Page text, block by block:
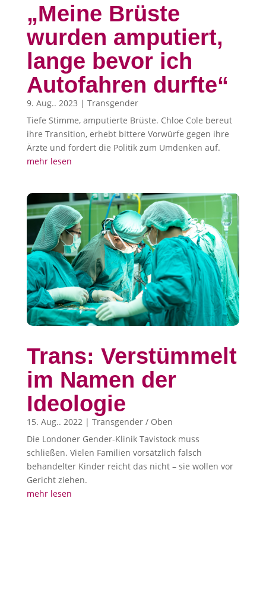
„Meine Brüste
wurden amputiert,
lange bevor ich
Autofahren durfte“
9. Aug.. 2023 | Transgender
Tiefe Stimme, amputierte Brüste. Chloe Cole bereut
ihre Transition, erhebt bittere Vorwürfe gegen ihre
Ärzte und fordert die Politik zum Umdenken auf.
mehr lesen
Trans: Verstümmelt
im Namen der
Ideologie
15. Aug.. 2022| Transgender / Oben
Die Londoner Gender-Klinik Tavistock muss
schließen. Vielen Familien vorsätzlich falsch
behandelter Kinder reicht das nicht – sie wollen vor
Gericht ziehen.
mehr lesen